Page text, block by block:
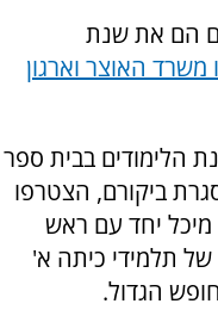
גם הם את שנת
משרד האוצר וארגון
הלימודים בבית ספר
ביקורם, הצטרפו
מיכל יחד עם ראש
של תלמידי כיתה א'
הגדול.